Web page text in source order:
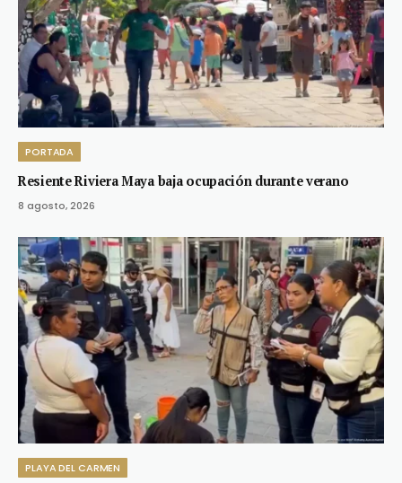
PORTADA
Resiente Riviera Maya baja ocupación durante verano
8 agosto, 2026
PLAYA DEL CARMEN